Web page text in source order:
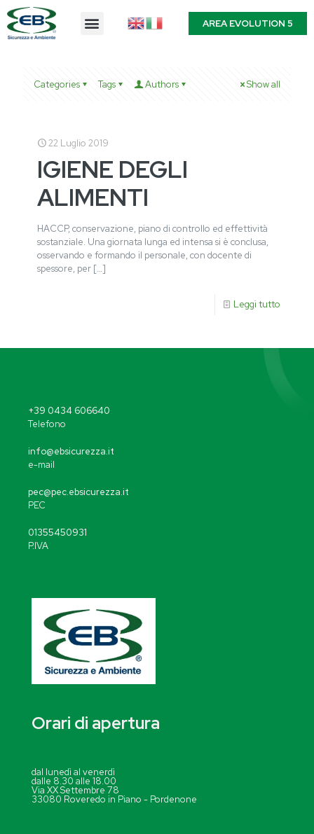
AREA EVOLUTION 5
Categories Tags Authors Show all
22 Luglio 2019
IGIENE DEGLI
ALIMENTI
HACCP, conservazione, piano di controllo ed effettività
sostanziale. Una giornata lunga ed intensa si è conclusa,
osservando e formando il personale, con docente di
spessore, per […]
Leggi tutto
+39 0434 606640
Telefono
info@ebsicurezza.it
e-mail
pec@pec.ebsicurezza.it
PEC
01355450931
P.IVA
Orari di apertura
dal lunedì al venerdì
dalle 8.30 alle 18.00
Via XX Settembre 78
33080 Roveredo in Piano - Pordenone